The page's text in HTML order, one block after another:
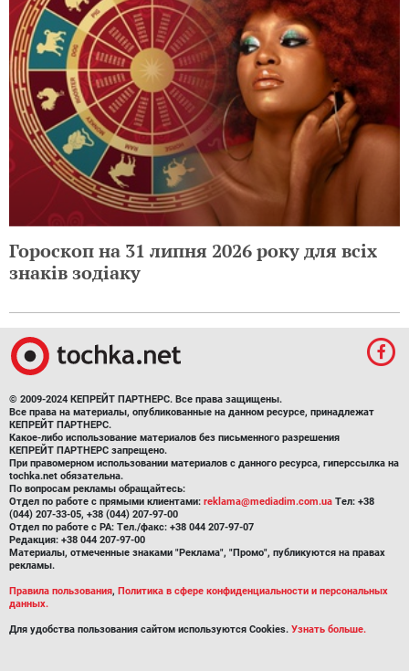
Гороскоп на 31 липня 2026 року для всіх
знаків зодіаку
© 2009-2024 КЕПРЕЙТ ПАРТНЕРС. Все права защищены.
Все права на материалы, опубликованные на данном ресурсе, принадлежат
КЕПРЕЙТ ПАРТНЕРС.
Какое-либо использование материалов без письменного разрешения
КЕПРЕЙТ ПАРТНЕРС запрещено.
При правомерном использовании материалов с данного ресурса, гиперссылка на
tochka.net обязательна.
По вопросам рекламы обращайтесь:
Отдел по работе с прямыми клиентами: reklama@mediadim.com.ua Тел: +38
(044) 207-33-05, +38 (044) 207-97-00
Отдел по работе с РА: Тел./факс: +38 044 207-97-07
Редакция: +38 044 207-97-00
Материалы, отмеченные знаками "Реклама", "Промо", публикуются на правах
рекламы.
Правила пользования, Политика в сфере конфиденциальности и персональных
данных.
Для удобства пользования сайтом используются Cookies. Узнать больше.